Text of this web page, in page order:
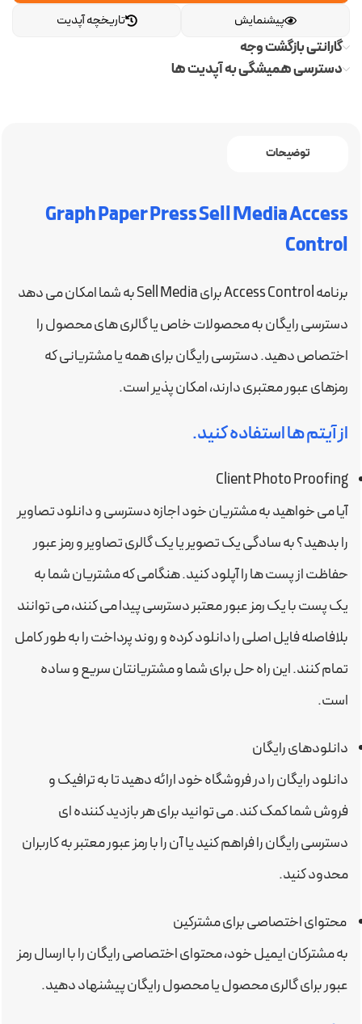
تاریخچه آپدیت
پیشنمایش
گارانتی بازگشت وجه
دسترسی همیشگی به آپدیت ها
توضیحات
Graph Paper Press Sell Media Access
Control
برنامه Access Control برای Sell Media به شما امکان می دهد
دسترسی رایگان به محصولات خاص یا گالری های محصول را
اختصاص دهید. دسترسی رایگان برای همه یا مشتریانی که
رمزهای عبور معتبری دارند، امکان پذیر است.
از آیتم ها استفاده کنید.
Client Photo Proofing
آیا می خواهید به مشتریان خود اجازه دسترسی و دانلود تصاویر
را بدهید؟ به سادگی یک تصویر یا یک گالری تصاویر و رمز عبور
حفاظت از پست ها را آپلود کنید. هنگامی که مشتریان شما به
یک پست با یک رمز عبور معتبر دسترسی پیدا می کنند، می توانند
بلافاصله فایل اصلی را دانلود کرده و روند پرداخت را به طور کامل
تمام کنند. این راه حل برای شما و مشتریانتان سریع و ساده
است.
دانلودهای رایگان
دانلود رایگان را در فروشگاه خود ارائه دهید تا به ترافیک و
فروش شما کمک کند. می توانید برای هر بازدید کننده ای
دسترسی رایگان را فراهم کنید یا آن را با رمز عبور معتبر به کاربران
محدود کنید.
محتوای اختصاصی برای مشترکین
به مشترکان ایمیل خود، محتوای اختصاصی رایگان را با ارسال رمز
عبور برای گالری محصول یا محصول رایگان پیشنهاد دهید.